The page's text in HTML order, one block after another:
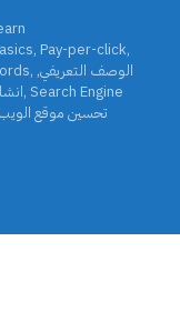
, Pay-per-click,
, الوصف التعريفي,
, Search Engine
تحسين موقع